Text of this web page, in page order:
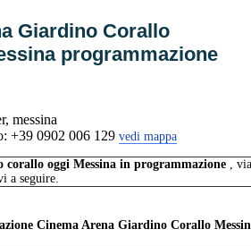
Giardino Corallo
programmazione
messina
+39 0902 006 129 vedi mappa
corallo oggi Messina in programmazione ,
a seguire.
Cinema Arena Giardino Corallo